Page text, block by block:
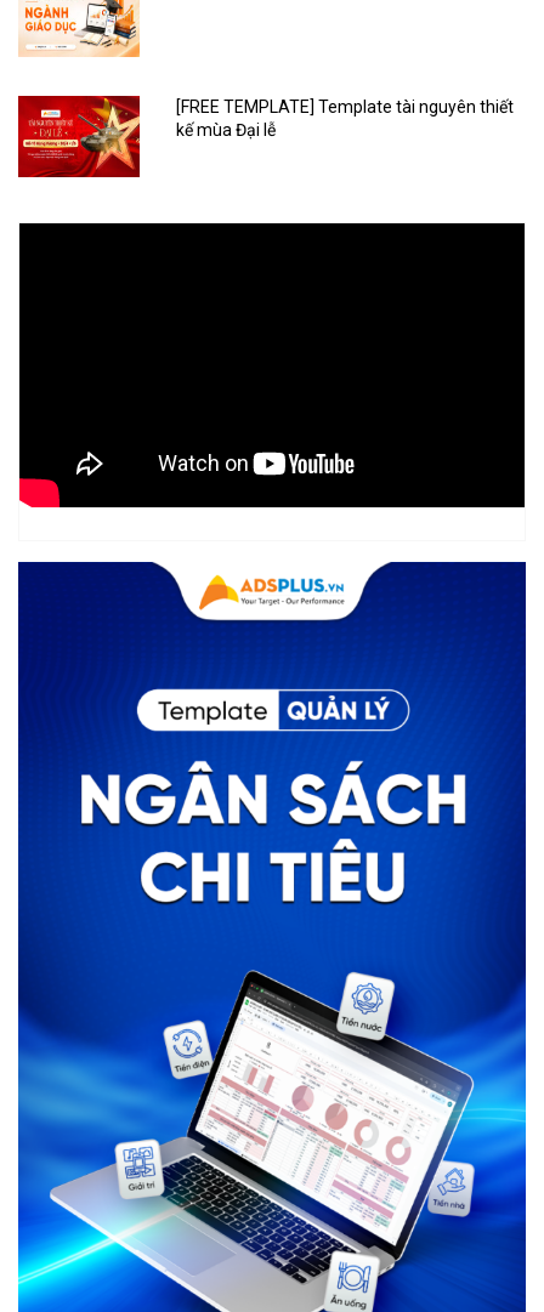
[FREE TEMPLATE] Template tài nguyên thiết
kế mùa Đại lễ